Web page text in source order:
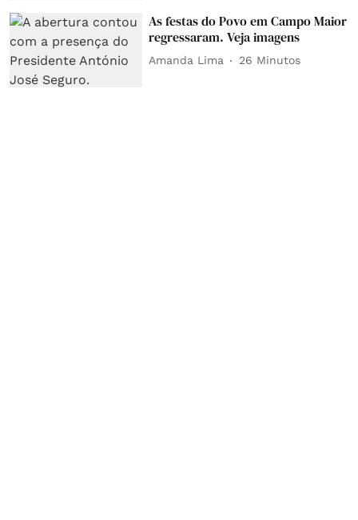
As festas do Povo em Campo Maior
regressaram. Veja imagens
Amanda Lima 26 Minutos